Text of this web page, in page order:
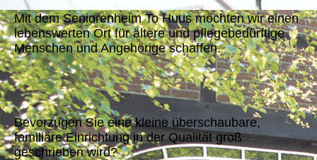
Mit dem Seniorenheim To Huus möchten wir einen
lebenswerten Ort für ältere und pflegebedürftige
Menschen und Angehörige schaffen.
Bevorzugen Sie eine kleine überschaubare,
familiäre Einrichtung in der Qualität groß
geschrieben wird?